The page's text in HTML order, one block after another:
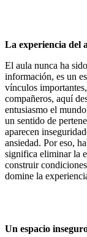
La experiencia del
El aula nunca ha
información, es un
vínculos
compañeros, aquí
entusiasmo el
un sentido de
aparecen
ansiedad. Por eso,
significa eliminar la
construir
domine la
Un espacio